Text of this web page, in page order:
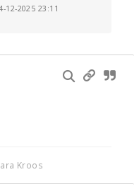
2025 23:11
Kroos